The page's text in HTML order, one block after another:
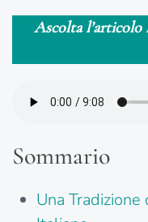
Ascolta
Sommario
Una